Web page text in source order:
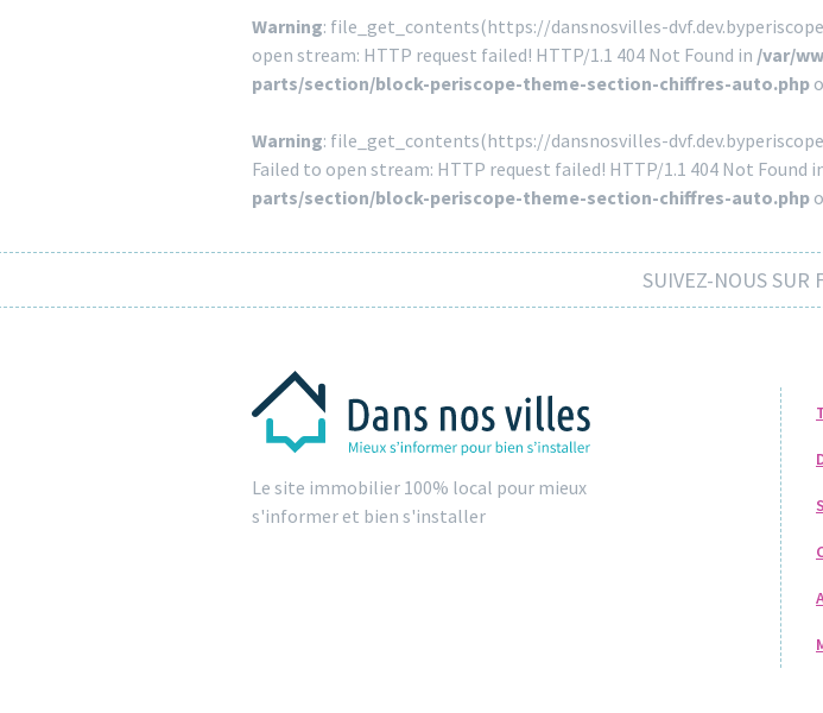
Warning: file_get_contents(https://dansnosvilles-
open stream: HTTP request failed! HTTP/1.1 404 Not Found in /var/
parts/section/block-periscope-theme-section-chiffres-auto.php
Warning: file_get_contents(https://dansnosvilles-
Failed to open stream: HTTP request failed! HTTP/1.1 404 Not Found
parts/section/block-periscope-theme-section-chiffres-auto.php
SUIVEZ-NOUS SUR
Le site immobilier 100% local pour mieux
s'informer et bien s'installer